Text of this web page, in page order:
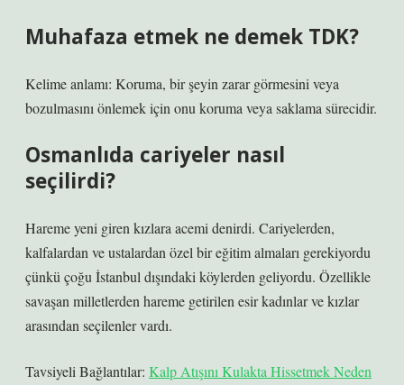
Muhafaza etmek ne demek TDK?
Kelime anlamı: Koruma, bir şeyin zarar görmesini veya
bozulmasını önlemek için onu koruma veya saklama sürecidir.
Osmanlıda cariyeler nasıl
seçilirdi?
Hareme yeni giren kızlara acemi denirdi. Cariyelerden,
kalfalardan ve ustalardan özel bir eğitim almaları gerekiyordu
çünkü çoğu İstanbul dışındaki köylerden geliyordu. Özellikle
savaşan milletlerden hareme getirilen esir kadınlar ve kızlar
arasından seçilenler vardı.
Tavsiyeli Bağlantılar: Kalp Atışını Kulakta Hissetmek Neden